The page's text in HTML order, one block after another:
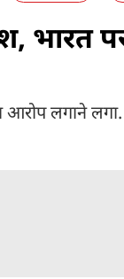
भारत
आरोप लगाने